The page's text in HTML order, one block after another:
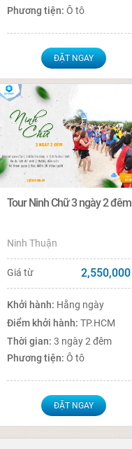
Phương tiện:Ô tô
ĐẶT NGAY
Tour Ninh Chữ 3 ngày 2 đêm
Ninh Thuận
Giá từ 2,550,000
Khởi hành: Hằng ngày
Điểm khởi hành:TP.HCM
Thời gian:3 ngày 2 đêm
Phương tiện:Ô tô
ĐẶT NGAY